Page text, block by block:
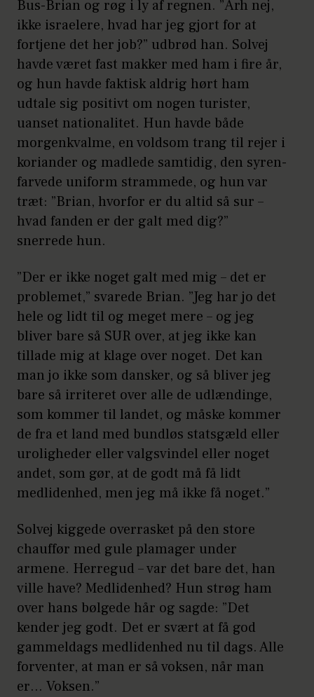
Bus-Brian og røg i ly af regnen. ”Årh nej,
ikke israelere, hvad har jeg gjort for at
fortjene det her job?” udbrød han. Solvej
havde været fast makker med ham i fire år,
og hun havde faktisk aldrig hørt ham
udtale sig positivt om nogen turister,
uanset nationalitet. Hun havde både
morgenkvalme, en voldsom trang til rejer i
koriander og madlede samtidig, den syren-
farvede uniform strammede, og hun var
træt: ”Brian, hvorfor er du altid så sur –
hvad fanden er der galt med dig?”
snerrede hun.
”Der er ikke noget galt med mig – det er
problemet,” svarede Brian. ”Jeg har jo det
hele og lidt til og meget mere – og jeg
bliver bare så SUR over, at jeg ikke kan
tillade mig at klage over noget. Det kan
man jo ikke som dansker, og så bliver jeg
bare så irriteret over alle de udlændinge,
som kommer til landet, og måske kommer
de fra et land med bundløs statsgæld eller
uroligheder eller valgsvindel eller noget
andet, som gør, at de godt må få lidt
medlidenhed, men jeg må ikke få noget.”
Solvej kiggede overrasket på den store
chauffør med gule plamager under
armene. Herregud – var det bare det, han
ville have? Medlidenhed? Hun strøg ham
over hans bølgede hår og sagde: ”Det
kender jeg godt. Det er svært at få god
gammeldags medlidenhed nu til dags. Alle
forventer, at man er så voksen, når man
er… Voksen.”